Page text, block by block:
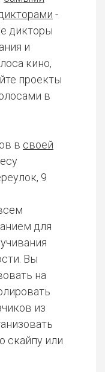
-
дикторы
и
кино,
проекты
в
в своей
9
для
Вы
на
из
скайпу или